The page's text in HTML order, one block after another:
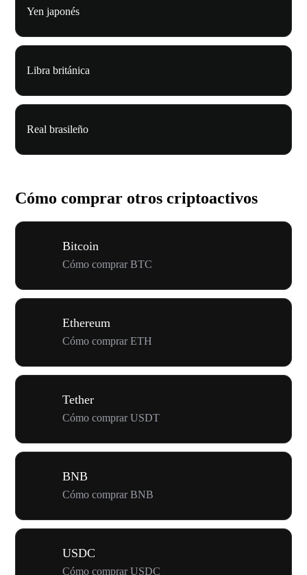
Yen japonés
Libra británica
Real brasileño
Cómo comprar otros criptoactivos
Bitcoin
Cómo comprar BTC
Ethereum
Cómo comprar ETH
Tether
Cómo comprar USDT
BNB
Cómo comprar BNB
USDC
Cómo comprar USDC